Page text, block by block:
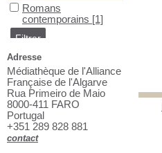
Romans contemporains
Romans
contemporains [1]
Adresse
Médiathèque de l'Alliance
Française de l'Algarve
Rua Primeiro de Maio
8000-411 FARO
Portugal
+351 289 828 881
contact